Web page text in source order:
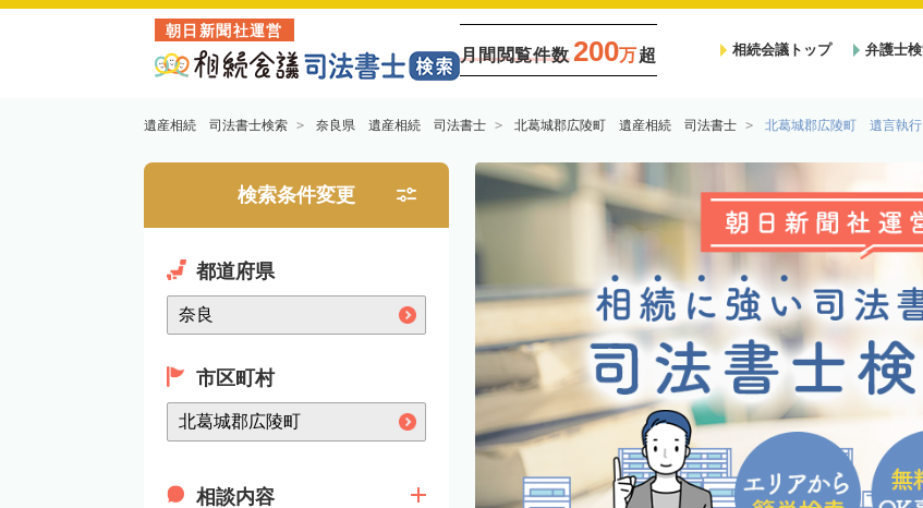
朝日新聞社運営
月間閲覧件数 200万超 相続会議トップ 弁護士
遺産相続 司法書士検索 奈良県 遺産相続 司法書士 北葛城郡広陵町 遺産相続 司法書士 北葛城郡広陵町 遺言執
検索条件変更
都道府県
市区町村
相談内容